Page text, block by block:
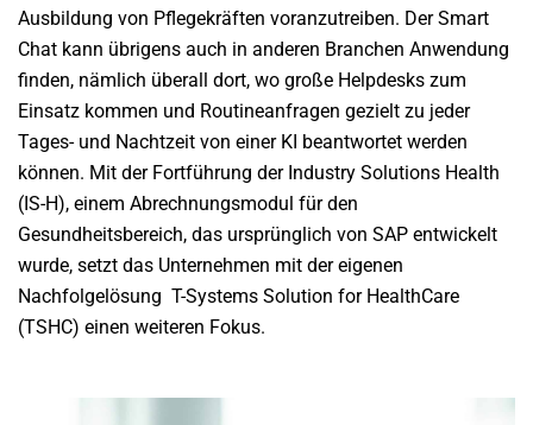
Ausbildung von Pflegekräften voranzutreiben. Der Smart
Chat kann übrigens auch in anderen Branchen Anwendung
finden, nämlich überall dort, wo große Helpdesks zum
Einsatz kommen und Routineanfragen gezielt zu jeder
Tages- und Nachtzeit von einer KI beantwortet werden
können. Mit der Fortführung der Industry Solutions Health
(IS-H), einem Abrechnungsmodul für den
Gesundheitsbereich, das ursprünglich von SAP entwickelt
wurde, setzt das Unternehmen mit der eigenen
Nachfolgelösung T-Systems Solution for HealthCare
(TSHC) einen weiteren Fokus.